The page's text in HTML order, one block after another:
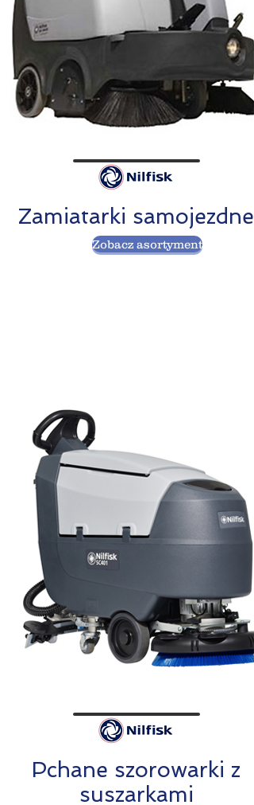
Zamiatarki samojezdne
Zobacz asortyment
Pchane szorowarki z
suszarkami